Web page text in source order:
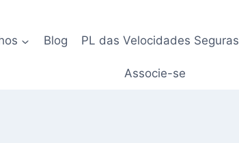
Blog PL das Velocidades Seguras
Associe-se